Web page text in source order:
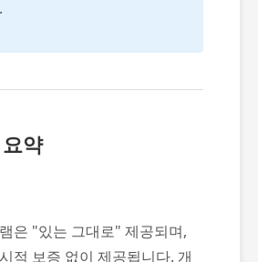
약
은 "있는 그대로" 제공되며,
적 보증 없이 제공됩니다. 개